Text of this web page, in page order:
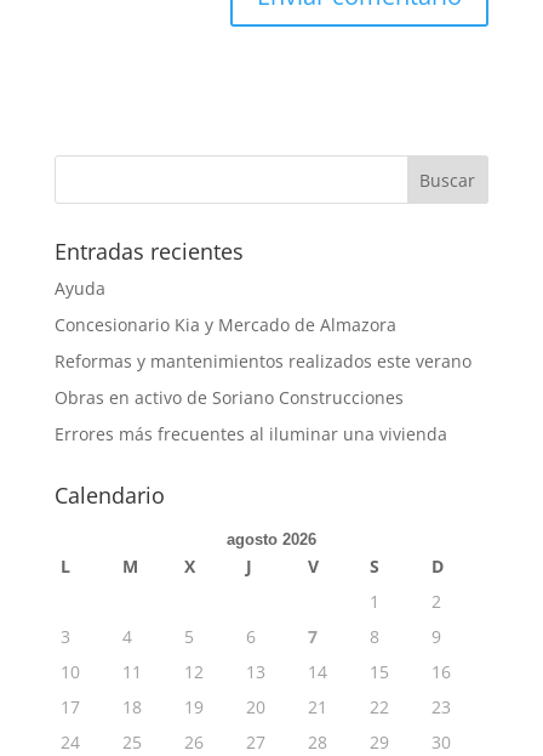
Entradas recientes
Ayuda
Concesionario Kia y Mercado de Almazora
Reformas y mantenimientos realizados este verano
Obras en activo de Soriano Construcciones
Errores más frecuentes al iluminar una vivienda
Calendario
agosto 2026
L M X J V S
D
1
2
3
4 5 6 7 8
9
10
11 12 13 14 15
16
17
18 19 20 21 22
23
24
25 26 27 28 29
30